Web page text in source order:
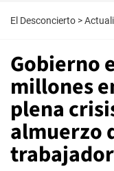
El Desconcierto >
Gobierno
millones
plena
almuerzo